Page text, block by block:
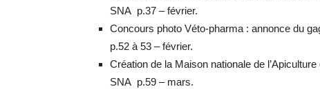
SNA p.37 – février.
Concours photo Véto-pharma : annonce du
p.52 à 53 – février.
Création de la Maison nationale de
SNA p.59 – mars.